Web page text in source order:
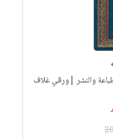
والنشر |ورقي غلاف